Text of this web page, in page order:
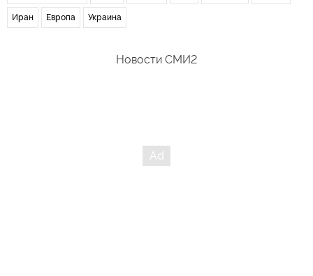
Иран Европа Украина
Новости СМИ2